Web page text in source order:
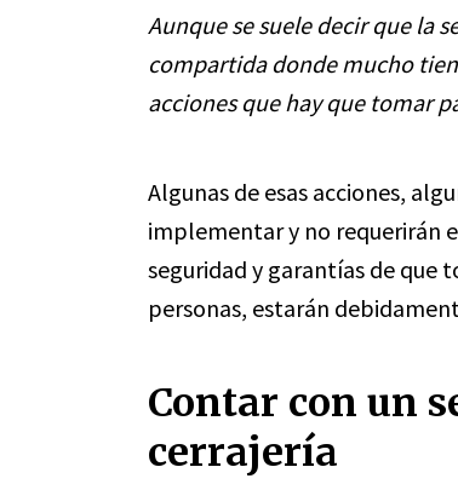
Aunque se suele decir que la
compartida donde mucho
acciones que hay que tomar
Algunas de esas acciones,
implementar y no requerirán
seguridad y garantías de que
personas, estarán
Contar con un
cerrajería